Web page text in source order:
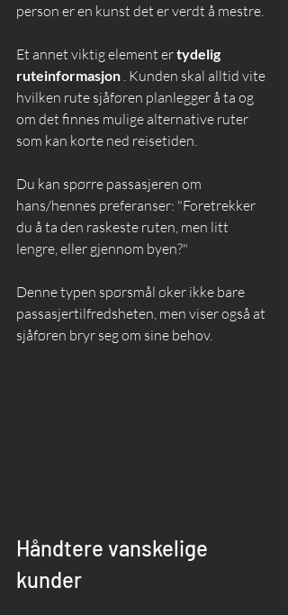
person er en kunst det er verdt å mestre.
Et annet viktig element er tydelig
ruteinformasjon . Kunden skal alltid vite
hvilken rute sjåføren planlegger å ta og
om det finnes mulige alternative ruter
som kan korte ned reisetiden.
Du kan spørre passasjeren om
hans/hennes preferanser: "Foretrekker
du å ta den raskeste ruten, men litt
lengre, eller gjennom byen?"
Denne typen spørsmål øker ikke bare
passasjertilfredsheten, men viser også at
sjåføren bryr seg om sine behov.
Håndtere vanskelige
kunder